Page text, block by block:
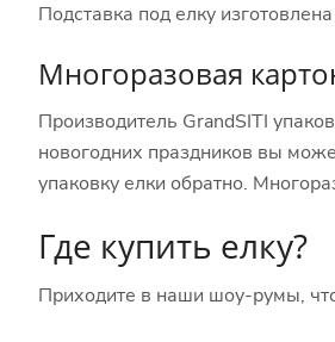
Подставка под елку
Многоразовая
Производитель GrandSITI
новогодних праздников вы
упаковку елки обратно.
Где купить елку?
Приходите в наши шоу-румы,